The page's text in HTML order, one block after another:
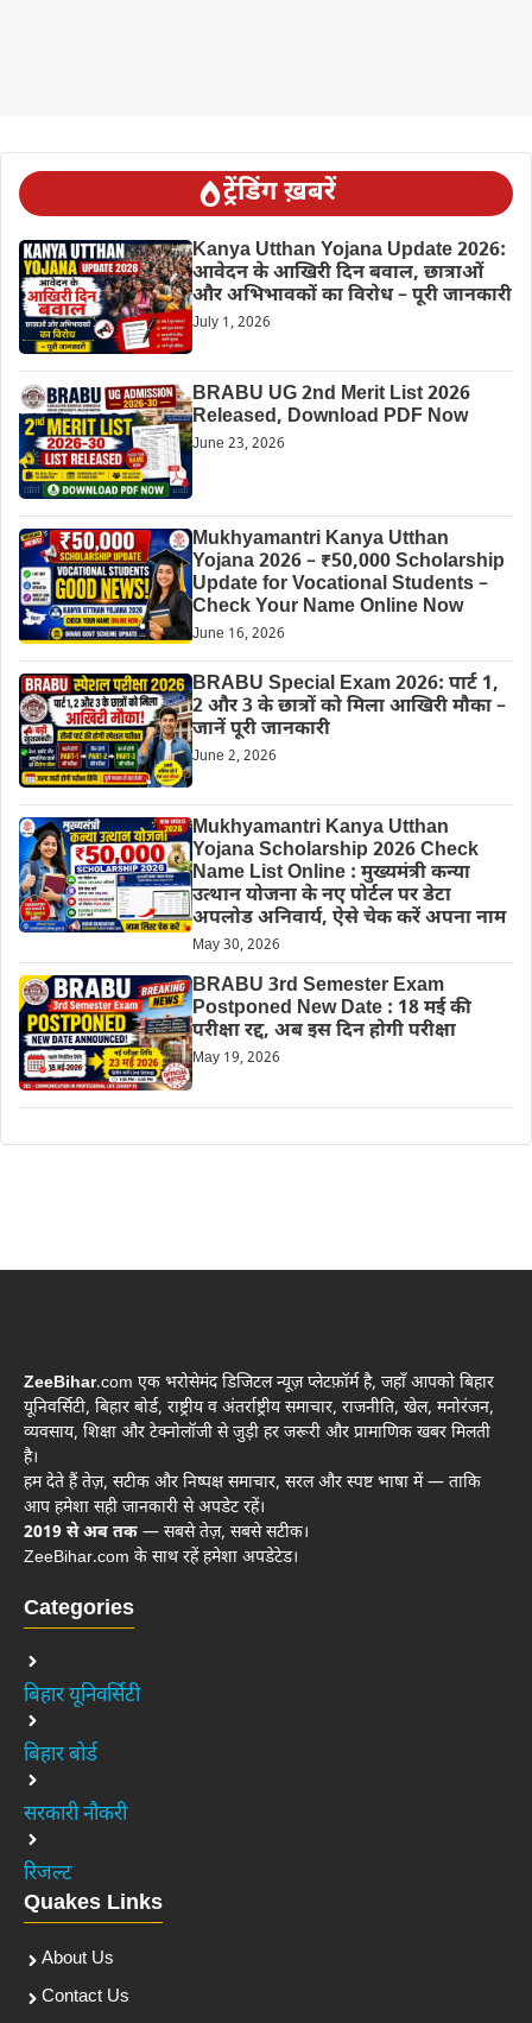
ट्रेंडिंग ख़बरें
Kanya Utthan Yojana Update 2026:
आवेदन के आखिरी दिन बवाल, छात्राओं
और अभिभावकों का विरोध – पूरी जानकारी
July 1, 2026
BRABU UG 2nd Merit List 2026
Released, Download PDF Now
June 23, 2026
Mukhyamantri Kanya Utthan
Yojana 2026 – ₹50,000 Scholarship
Update for Vocational Students –
Check Your Name Online Now
June 16, 2026
BRABU Special Exam 2026: पार्ट 1,
2 और 3 के छात्रों को मिला आखिरी मौका –
जानें पूरी जानकारी
June 2, 2026
Mukhyamantri Kanya Utthan
Yojana Scholarship 2026 Check
Name List Online : मुख्यमंत्री कन्या
उत्थान योजना के नए पोर्टल पर डेटा
अपलोड अनिवार्य, ऐसे चेक करें अपना नाम
May 30, 2026
BRABU 3rd Semester Exam
Postponed New Date : 18 मई की
परीक्षा रद्द, अब इस दिन होगी परीक्षा
May 19, 2026
ZeeBihar.com एक भरोसेमंद डिजिटल न्यूज़ प्लेटफ़ॉर्म है, जहाँ आपको बिहार
यूनिवर्सिटी, बिहार बोर्ड, राष्ट्रीय व अंतर्राष्ट्रीय समाचार, राजनीति, खेल, मनोरंजन,
व्यवसाय, शिक्षा और टेक्नोलॉजी से जुड़ी हर जरूरी और प्रामाणिक खबर मिलती
है।
हम देते हैं तेज़, सटीक और निष्पक्ष समाचार, सरल और स्पष्ट भाषा में — ताकि
आप हमेशा सही जानकारी से अपडेट रहें।
2019 से अब तक — सबसे तेज़, सबसे सटीक।
ZeeBihar.com के साथ रहें हमेशा अपडेटेड।
Categories
बिहार यूनिवर्सिटी
बिहार बोर्ड
सरकारी नौकरी
रिजल्ट
Quakes Links
About Us
Contact Us